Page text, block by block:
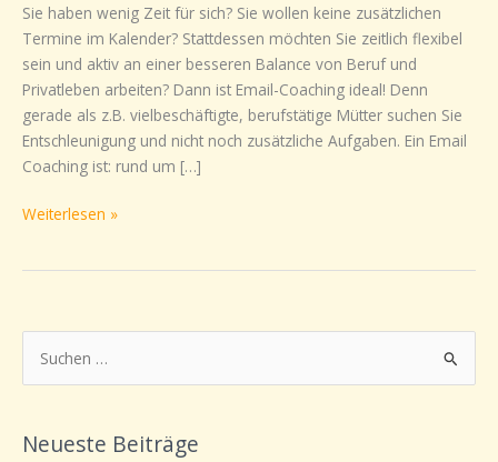
Sie haben wenig Zeit für sich? Sie wollen keine zusätzlichen
Termine im Kalender? Stattdessen möchten Sie zeitlich flexibel
sein und aktiv an einer besseren Balance von Beruf und
Privatleben arbeiten? Dann ist Email-Coaching ideal! Denn
gerade als z.B. vielbeschäftigte, berufstätige Mütter suchen Sie
Entschleunigung und nicht noch zusätzliche Aufgaben. Ein Email
Coaching ist: rund um […]
sich
und
wollen
keine
zusätzlichen
Termine?
Tipp:
Coaching
Weiterlesen »
u
h
Neueste Beiträge